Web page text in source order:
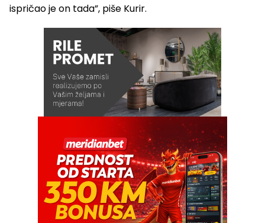
ispričao je on tada”, piše Kurir.